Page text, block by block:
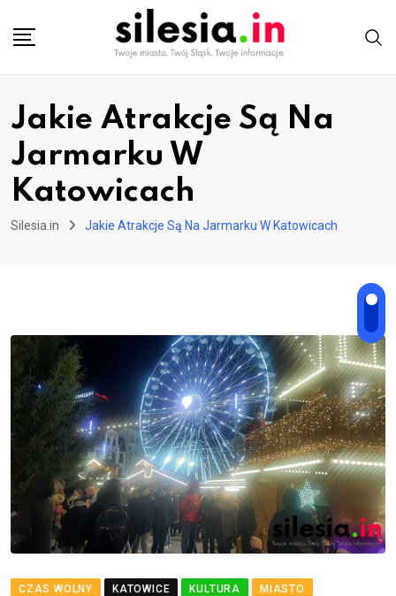
Jakie Atrakcje Są Na
Jarmarku W
Katowicach
Silesia.in Jakie Atrakcje Są Na Jarmarku W Katowicach
CZAS WOLNY KATOWICE KULTURA
MIASTO